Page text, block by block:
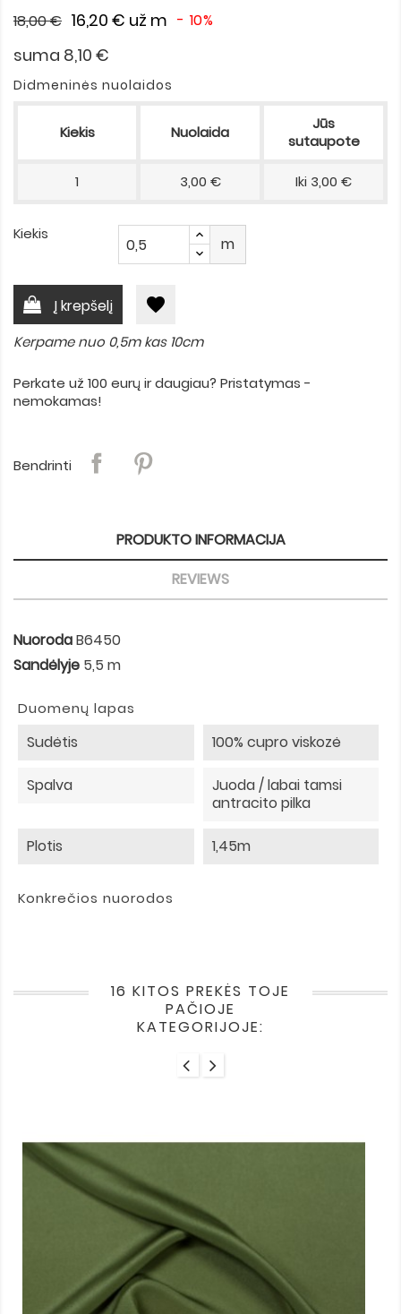
16,20 € už m - 10%
18,00 €
suma 8,10 €
Didmeninės nuolaidos
Kiekis Nuolaida
Jūs
sutaupote
1 3,00 € Iki 3,00 €
Kiekis
m
Į krepšelį favorite
Kerpame nuo 0,5m kas 10cm
Perkate už 100 eurų ir daugiau? Pristatymas -
nemokamas!
Bendrinti
PRODUKTO INFORMACIJA
REVIEWS
NuorodaB6450
Sandėlyje 5,5 m
Duomenų lapas
Sudėtis 100% cupro viskozė
Spalva
Juoda / labai tamsi
antracito pilka
Plotis 1,45m
Konkrečios nuorodos
16 KITOS PREKĖS TOJE
PAČIOJE
KATEGORIJOJE: